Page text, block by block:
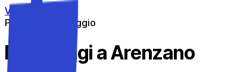
Vai al contenuto
Parcheggi in viaggio
Parcheggi a Arenzano